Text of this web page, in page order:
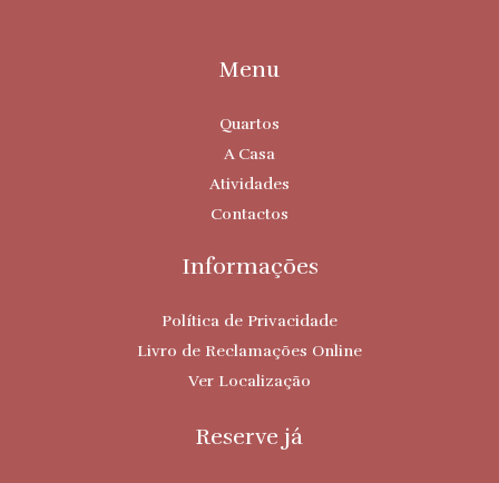
Menu
Quartos
A Casa
Atividades
Contactos
Informações
Política de Privacidade
Livro de Reclamações Online
Ver Localização
Reserve já